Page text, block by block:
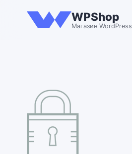
WPShop
Магазин WordPress